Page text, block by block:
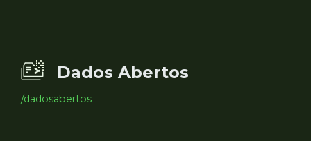
Dados Abertos
/dadosabertos